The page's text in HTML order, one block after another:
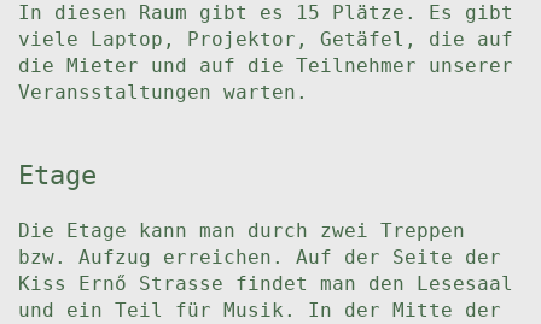
In diesen Raum gibt es 15 Plätze. Es gibt
viele Laptop, Projektor, Getäfel, die auf
die Mieter und auf die Teilnehmer unserer
Veransstaltungen warten.
Etage
Die Etage kann man durch zwei Treppen
bzw. Aufzug erreichen. Auf der Seite der
Kiss Ernő Strasse findet man den Lesesaal
und ein Teil für Musik. In der Mitte der